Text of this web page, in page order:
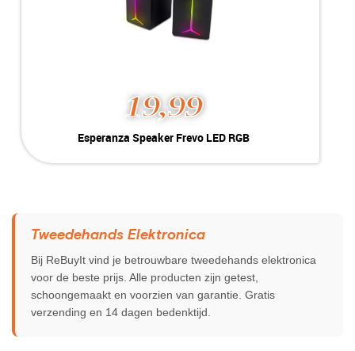
19,99
Esperanza Speaker Frevo LED RGB
Esperanza Speaker Frevo
MEER INFO NU KOPEN
Tweedehands Elektronica
Bij ReBuyIt vind je betrouwbare tweedehands elektronica
voor de beste prijs. Alle producten zijn getest,
schoongemaakt en voorzien van garantie. Gratis
verzending en 14 dagen bedenktijd.